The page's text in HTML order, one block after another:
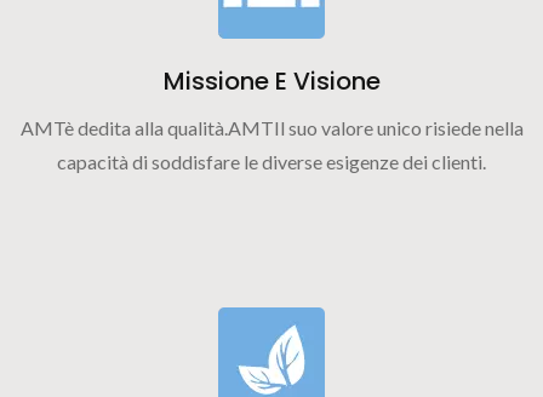
Missione E Visione
AMTè dedita alla qualità.AMTIl suo valore unico risiede nella
capacità di soddisfare le diverse esigenze dei clienti.